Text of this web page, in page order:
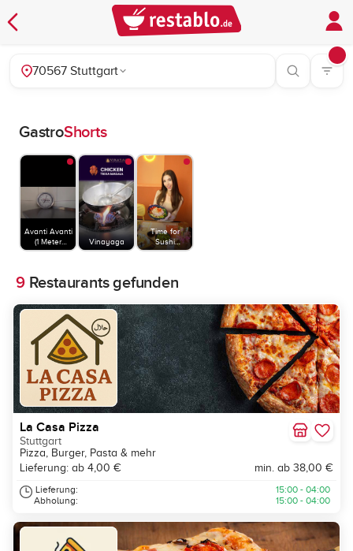
70567 Stuttgart
GastroShorts
Avanti Avanti
(1 Meter
Pizza)
Vinayaga
Time for
Sushi
Stuttgart
9Restaurants gefunden
La Casa Pizza
Stuttgart
Pizza, Burger, Pasta & mehr
Lieferung: ab 4,00 €
min. ab 38,00 €
Lieferung:
Abholung:
15:00 - 04:00
15:00 - 04:00